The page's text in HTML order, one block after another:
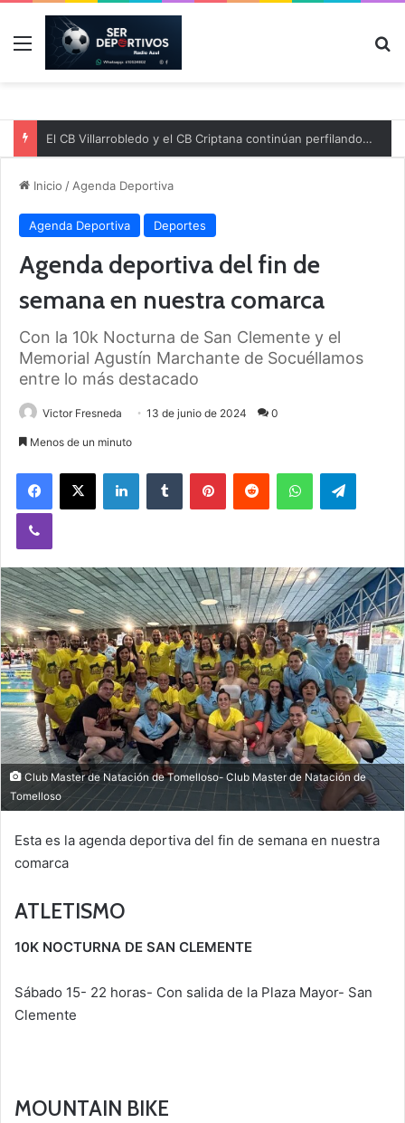
Menú
El CB Villarrobledo y el CB Criptana continúan perfilando sus plantillas
Inicio / Agenda Deportiva
Agenda Deportiva Deportes
Agenda deportiva del fin de
semana en nuestra comarca
Con la 10k Nocturna de San Clemente y el
Memorial Agustín Marchante de Socuéllamos
entre lo más destacado
Victor Fresneda 13 de junio de 2024 0
Menos de un minuto
Club Master de Natación de Tomelloso- Club Master de Natación de
Tomelloso
Esta es la agenda deportiva del fin de semana en nuestra
comarca
ATLETISMO
10K NOCTURNA DE SAN CLEMENTE
Sábado 15- 22 horas- Con salida de la Plaza Mayor- San
Clemente
MOUNTAIN BIKE